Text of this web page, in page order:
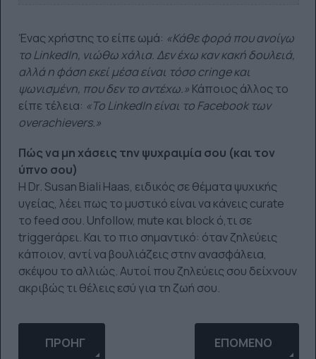
Ένας χρήστης το είπε ωμά: «Κάθε φορά που ανοίγω
το LinkedIn, νιώθω χάλια. Δεν έχω καν κακή δουλειά,
αλλά η φάση εκεί μέσα είναι τόσο cringe και
ψωνισμένη, που δεν το αντέχω.» Κάποιος άλλος το
είπε τέλεια: «Το LinkedIn είναι το Facebook των
overachievers.»
Πώς να μη χάσεις την ψυχραιμία σου (και τον
ύπνο σου)
Η Dr. Susan Biali Haas, ειδικός σε θέματα ψυχικής
υγείας, λέει πως το μυστικό είναι να κάνεις curate
το feed σου. Unfollow, mute και block ό,τι σε
triggerάρει. Και το πιο σημαντικό: όταν ζηλεύεις
κάποιον, αντί να βουλιάζεις στην ανασφάλεια,
σκέψου το αλλιώς. Αυτοί που ζηλεύεις σου δείχνουν
ακριβώς τι θέλεις εσύ για τη ζωή σου.
ΠΡΟΗΓΟΎΜΕΝΟ ΆΡΘΡΟ: «TASK MASKING» ΤΟ
ΠΡΟΗΓ ΕΠΌΜΕΝΟ ΆΡΘΡΟ:
ΕΠΌΜΕΝΟ